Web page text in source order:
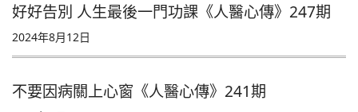
好好告別 人生最後一門功課《人醫心傳》247期
2024年8月12日
不要因病關上心窗《人醫心傳》241期